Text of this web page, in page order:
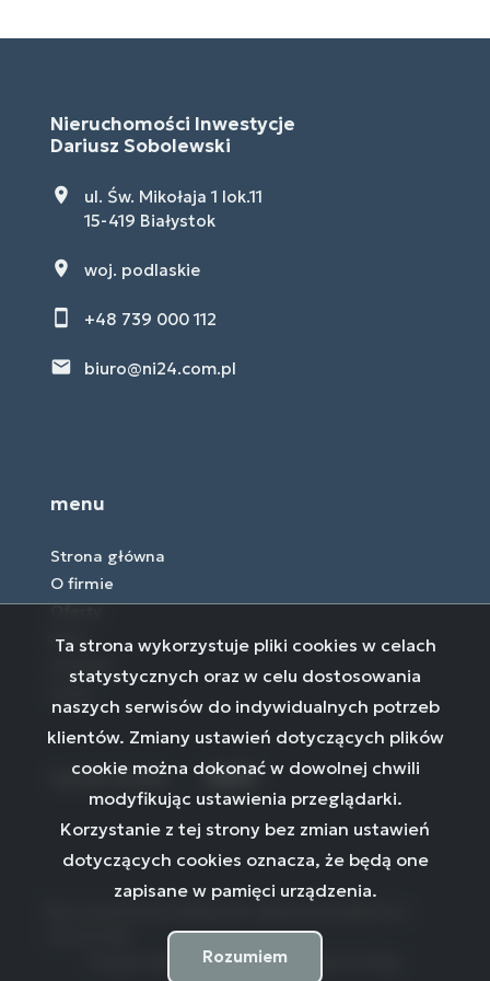
Nieruchomości Inwestycje
Dariusz Sobolewski
ul. Św. Mikołaja 1 lok.11
15-419 Białystok
woj. podlaskie
+48 739 000 112
biuro@ni24.com.pl
menu
Strona główna
O firmie
Oferty
Blog
Kontakt
social media Facebook
Facebook
Facebook
Program dla biur nieruchomości
Ta strona wykorzystuje pliki cookies w celach
statystycznych oraz w celu dostosowania
naszych serwisów do indywidualnych potrzeb
klientów. Zmiany ustawień dotyczących plików
cookie można dokonać w dowolnej chwili
modyfikując ustawienia przeglądarki.
Korzystanie z tej strony bez zmian ustawień
dotyczących cookies oznacza, że będą one
zapisane w pamięci urządzenia.
Rozumiem